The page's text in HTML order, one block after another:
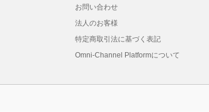
お問い合わせ
法人のお客様
特定商取引法に基づく表記
Omni-Channel Platformについて